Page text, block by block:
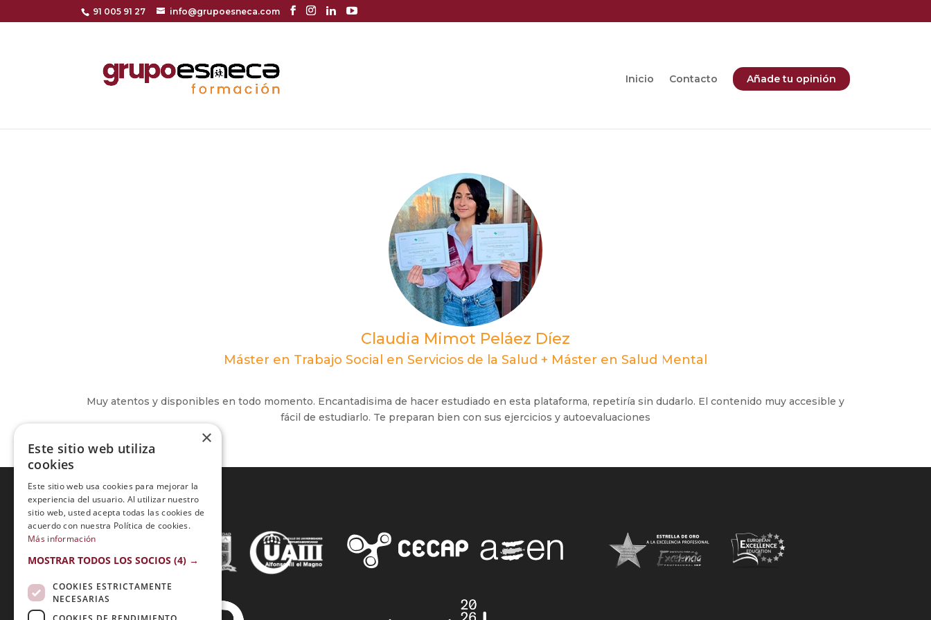
91 005 91 27 info@grupoesneca.com
Inicio Contacto Añade tu opinión
Claudia Mimot Peláez Díez
Máster en Trabajo Social en Servicios de la Salud + Máster en Salud Mental
Muy atentos y disponibles en todo momento. Encantadisima de hacer estudiado en esta plataforma, repetiría sin dudarlo. El contenido muy accesible y
fácil de estudiarlo. Te preparan bien con sus ejercicios y autoevaluaciones
Acreditaciones:
×
Este sitio web utiliza
cookies
Este sitio web usa cookies para mejorar la
experiencia del usuario. Al utilizar nuestro
sitio web, usted acepta todas las cookies de
acuerdo con nuestra Política de cookies.
Más información
MOSTRAR TODOS LOS SOCIOS (4) →
COOKIES ESTRICTAMENTE
NECESARIAS